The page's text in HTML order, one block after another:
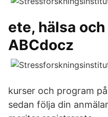
ete, hälsa
ABCdocz
kurser och program
sedan följa din